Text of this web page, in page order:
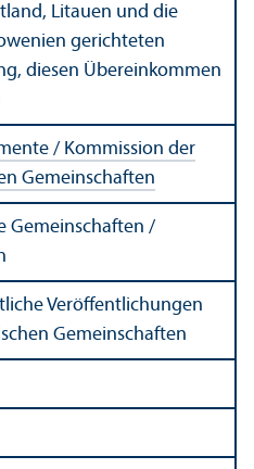
Litauen und die
gerichteten
diesen Über­einkommen
/ Kommission der
Gemeinschaften
Gemeinschaften /
Veröffentlichungen
Gemeinschaften